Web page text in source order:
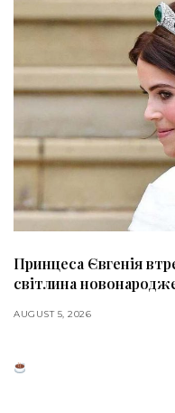
Принцеса Євгенія
світлина
AUGUST 5, 2026